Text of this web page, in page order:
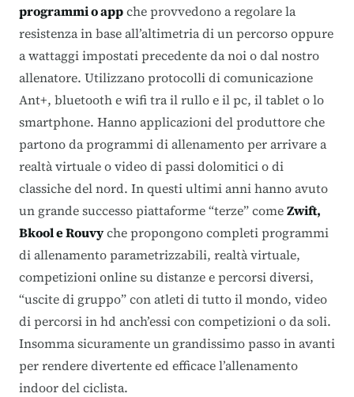
programmi o appche provvedono a regolare la
resistenza in base all’altimetria di un percorso oppure
a wattaggi impostati precedente da noi o dal nostro
allenatore. Utilizzano protocolli di comunicazione
Ant+, bluetooth e wifi tra il rullo e il pc, il tablet o lo
smartphone. Hanno applicazioni del produttore che
partono da programmi di allenamento per arrivare a
realtà virtuale o video di passi dolomitici o di
classiche del nord. In questi ultimi anni hanno avuto
un grande successo piattaforme “terze” comeZwift,
Bkool e Rouvyche propongono completi programmi
di allenamento parametrizzabili, realtà virtuale,
competizioni online su distanze e percorsi diversi,
“uscite di gruppo” con atleti di tutto il mondo, video
di percorsi in hd anch’essi con competizioni o da soli.
Insomma sicuramente un grandissimo passo in avanti
per rendere divertente ed efficace l’allenamento
indoor del ciclista.